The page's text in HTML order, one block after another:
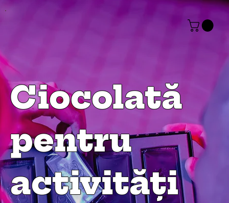
Ciocolată
pentru
activități